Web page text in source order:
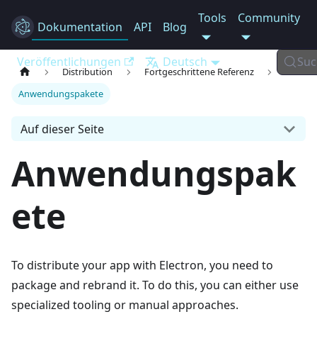
Electron
Dokumentation API Blog
Tools Community
Veröffentlichungen Deutsch
Distribution
Fortgeschrittene Referenz
Anwendungspakete
Auf dieser Seite
Anwendungspak
ete
To distribute your app with Electron, you need to
package and rebrand it. To do this, you can either use
specialized tooling or manual approaches.